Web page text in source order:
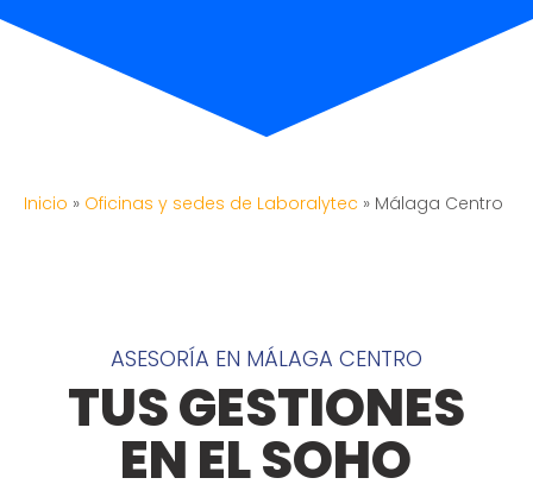
Inicio » Oficinas y sedes de Laboralytec » Málaga Centro
ASESORÍA EN MÁLAGA CENTRO
TUS GESTIONES
EN EL SOHO